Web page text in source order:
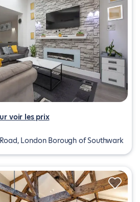
voir les prix
London Borough of Southwark